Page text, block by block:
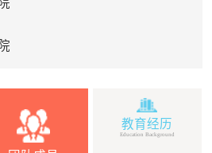
教育经历
Education Background